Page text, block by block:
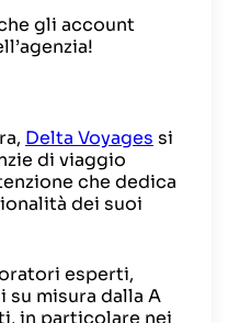
gli account
Delta Voyages si
di viaggio
che dedica
dei suoi
esperti,
su misura dalla A
in particolare nei